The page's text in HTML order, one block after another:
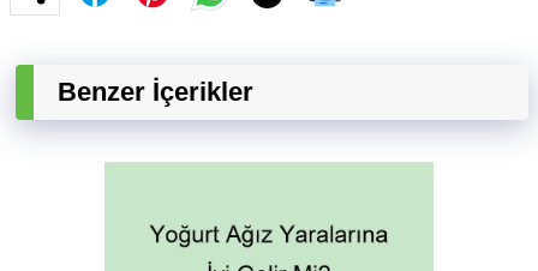
Benzer İçerikler